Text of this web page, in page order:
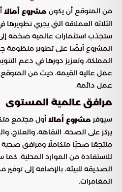
من المتوقع أن يكون مشروع أمالا
الثلاثة العملاقة التي يجري
ستجذب استثمارات عالمية ضخمة
المشروع أيضًا على تطوير منظومة
المملكة، وتعزيز دورها في دعم
عمل دائمة.
مرافق عالمية المستوى
سيوفر مشروع أمالا أول مجتمع
يركز على الصحة، النقاهة،
منتجعًا صحيًا متكاملًا ومرافق
للاستفادة من الموارد المحلية.
الصديقة للبيئة، بالإضافة إلى توفير
المغامرات.